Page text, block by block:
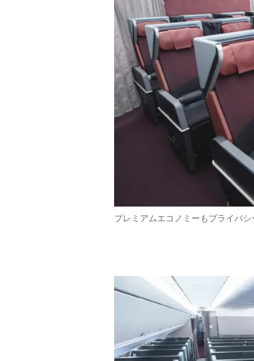
プレミアムエコノミーもプライバ